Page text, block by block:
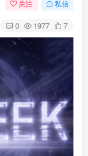
关注 私信
0 1977 7